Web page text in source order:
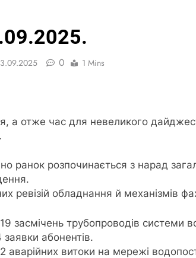
0 1 Mins
а отже час для невеликого
ранок розпочинається з нарад
ревізій обладнання й механізмів
19 засмічень трубопроводів системи
абонентів.
2 аварійних витоки на мережі